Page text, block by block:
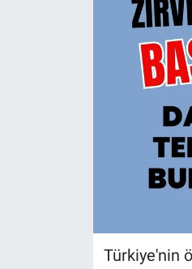
Türkiye'nin